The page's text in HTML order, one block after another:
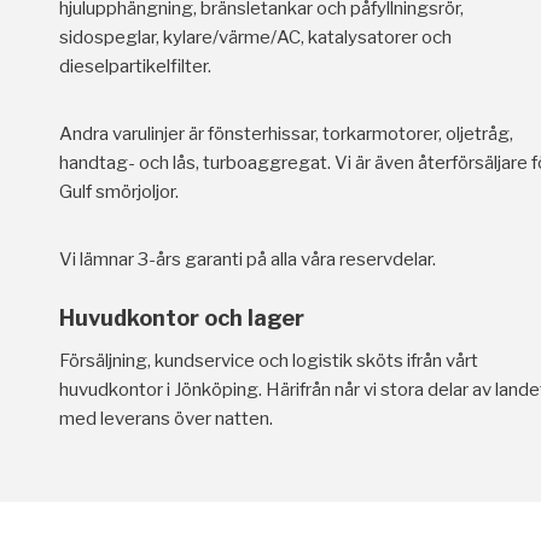
hjulupphängning, bränsletankar och påfyllningsrör,
sidospeglar, kylare/värme/AC, katalysatorer och
dieselpartikelfilter.
Andra varulinjer är fönsterhissar, torkarmotorer, oljetråg,
handtag- och lås, turboaggregat. Vi är även återförsäljare
Gulf smörjoljor.
Vi lämnar 3-års garanti på alla våra reservdelar.
Huvudkontor och lager
Försäljning, kundservice och logistik sköts ifrån vårt
huvudkontor i Jönköping. Härifrån når vi stora delar av
med leverans över natten.